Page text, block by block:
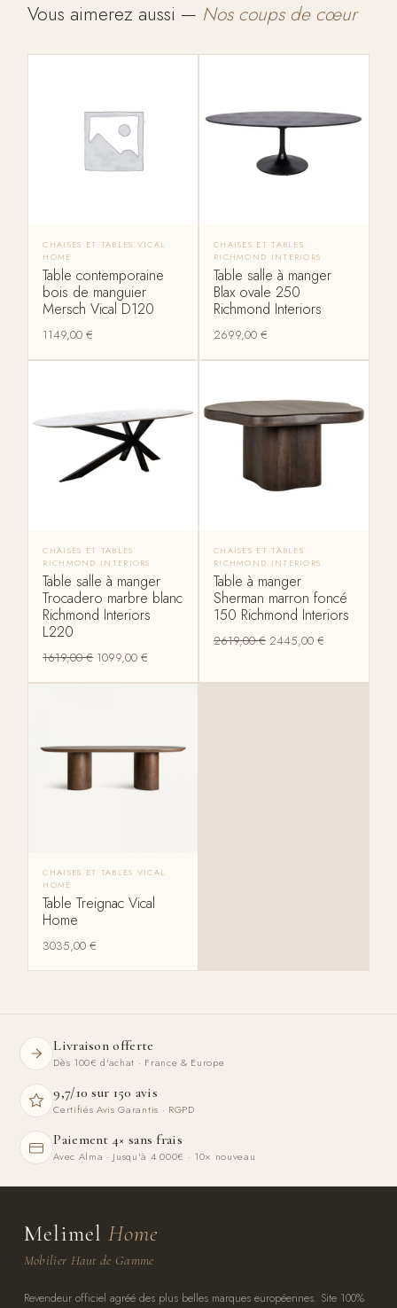
Vous aimerez aussi — Nos coups de cœur
CHAISES ET TABLES VICAL
HOME
Table contemporaine
bois de manguier
Mersch Vical D120
1149,00€
CHAISES ET TABLES
RICHMOND INTERIORS
Table salle à manger
Blax ovale 250
Richmond Interiors
2699,00 €
CHAISES ET TABLES
RICHMOND INTERIORS
Table salle à manger
Trocadero marbre blanc
Richmond Interiors
L220
1619,00€ 1099,00€
CHAISES ET TABLES
RICHMOND INTERIORS
Table à manger
Sherman marron foncé
150 Richmond Interiors
2619,00€ 2445,00 €
CHAISES ET TABLES VICAL
HOME
Table Treignac Vical
Home
3035,00€
Livraison offerte
Dès 100€ d'achat · France & Europe
9,7/10 sur 150 avis
Certifiés Avis Garantis · RGPD
Paiement 4× sans frais
Avec Alma · Jusqu'à 4 000€ · 10× nouveau
Melimel Home
Mobilier Haut de Gamme
Revendeur officiel agréé des plus belles marques européennes. Site 100%